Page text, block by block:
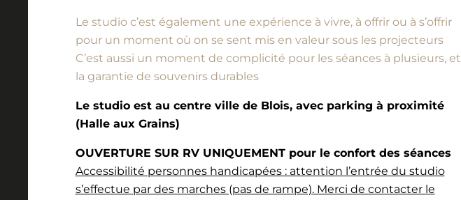
Le studio c’est également une expérience à vivre, à offrir ou à s’offrir
pour un moment où on se sent mis en valeur sous les projecteurs
C’est aussi un moment de complicité pour les séances à plusieurs, et
la garantie de souvenirs durables
Le studio est au centre ville de Blois, avec parking à proximité
(Halle aux Grains)
OUVERTURE SUR RV UNIQUEMENT pour le confort des séances
Accessibilité personnes handicapées : attention l’entrée du studio
s’effectue par des marches (pas de rampe). Merci de contacter le